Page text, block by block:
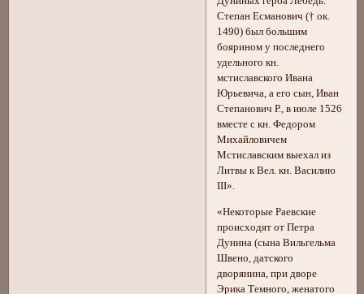
Степан Есманович († ок.
1490) был большим
боярином у последнего
удельного кн.
мстиславского Ивана
Юрьевича, а его сын, Иван
Степанович Р., в июле 1526
вместе с кн. Федором
Михайловичем
Мстиславским выехал из
Литвы к Вел. кн. Василию
III».
«Некоторые Раевские
происходят от Петра
Дунина (сына Вильгельма
Швено, датского
дворянина, при дворе
Эрика Темного, женатого